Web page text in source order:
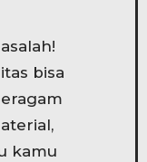
bisa
kamu